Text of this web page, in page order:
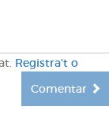
Registra't o
Comentar